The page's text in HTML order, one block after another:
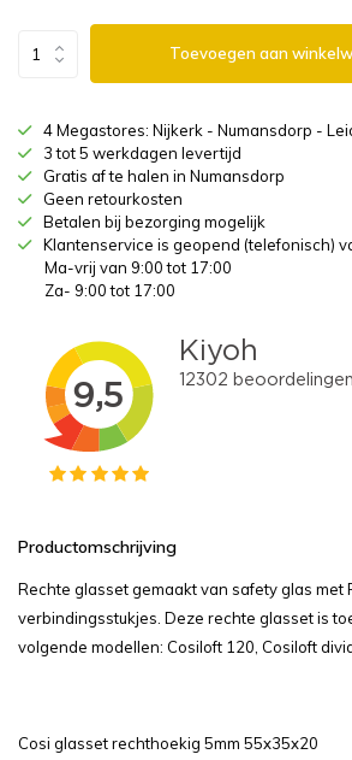
Toevoegen aan
4 Megastores: Nijkerk - Numansdorp -
3 tot 5 werkdagen levertijd
Gratis af te halen in Numansdorp
Geen retourkosten
Betalen bij bezorging mogelijk
Klantenservice is geopend (telefonisch)
Ma-vrij van 9:00 tot 17:00
Za- 9:00 tot 17:00
Productomschrijving
Rechte glasset gemaakt van safety glas met
verbindingsstukjes. Deze rechte glasset is
volgende modellen: Cosiloft 120, Cosiloft
Cosi glasset rechthoekig 5mm 55x35x20